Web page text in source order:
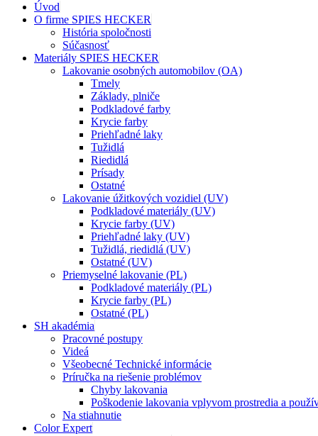
Úvod
O firme SPIES HECKER
História spoločnosti
Súčasnosť
Materiály SPIES HECKER
Lakovanie osobných automobilov (OA)
Tmely
Základy, plniče
Podkladové farby
Krycie farby
Priehľadné laky
Tužidlá
Riedidlá
Prísady
Ostatné
Lakovanie úžitkových vozidiel (UV)
Podkladové materiály (UV)
Krycie farby (UV)
Priehľadné laky (UV)
Tužidlá, riedidlá (UV)
Ostatné (UV)
Priemyselné lakovanie (PL)
Podkladové materiály (PL)
Krycie farby (PL)
Ostatné (PL)
SH akadémia
Pracovné postupy
Videá
Všeobecné Technické informácie
Príručka na riešenie problémov
Chyby lakovania
Poškodenie lakovania vplyvom prostredia a
Na stiahnutie
Color Expert